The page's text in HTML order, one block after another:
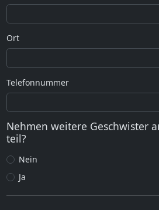
Ort
Telefonnummer
Nehmen weitere Geschwister
teil?
Nein
Ja